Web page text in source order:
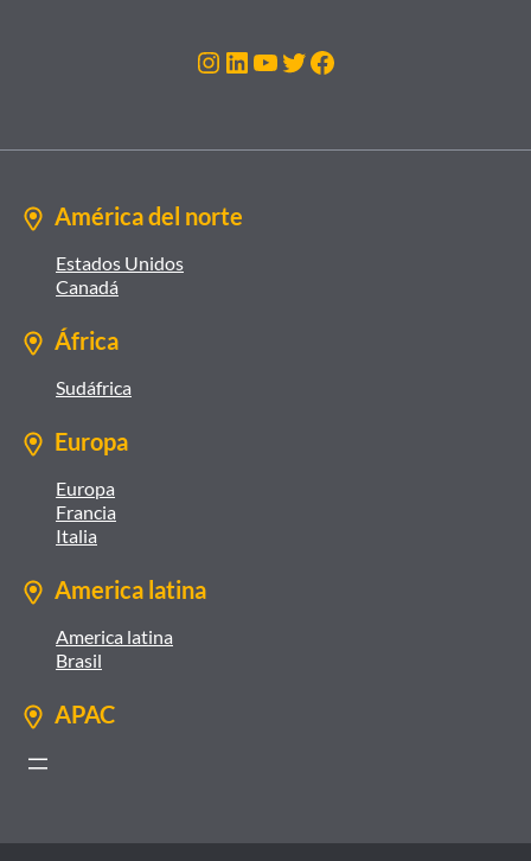
Instagram
LinkedIn
YouTube
Twitter
Facebook
América del norte
Estados Unidos
Canadá
África
Sudáfrica
Europa
Europa
Francia
Italia
America latina
America latina
Brasil
APAC